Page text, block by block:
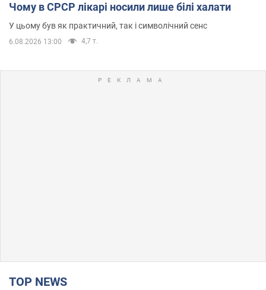
Чому в СРСР лікарі носили лише білі халати
У цьому був як практичний, так і символічний сенс
6.08.2026 13:00 4,7 т.
TOP NEWS